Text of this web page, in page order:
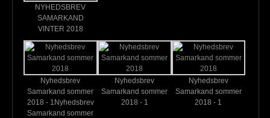
NYHEDSBREV
SAMARKAND
VINTER 2018
Nyhedsbrev
Samarkand sommer
2018 - 1Nyhedsbrev
Samarkand sommer
Nyhedsbrev
Samarkand sommer
2018 - 1
Nyhedsbrev
Samarkand sommer
2018 - 1